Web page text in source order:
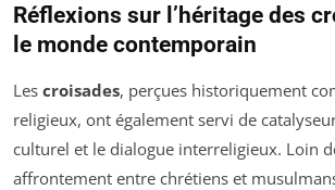
Réflexions sur l’héritage des
le monde contemporain
Les croisades, perçues historiquement
religieux, ont également servi de
culturel et le dialogue interreligieux. Loin
affrontement entre chrétiens et